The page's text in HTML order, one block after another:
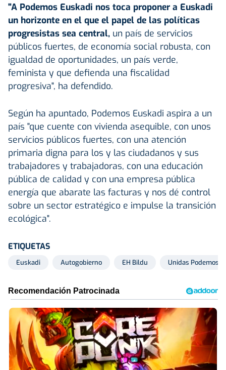
"A Podemos Euskadi nos toca proponer a Euskadi
un horizonte en el que el papel de las políticas
progresistas sea central, un país de servicios
públicos fuertes, de economía social robusta, con
igualdad de oportunidades, un país verde,
feminista y que defienda una fiscalidad
progresiva", ha defendido.
Según ha apuntado, Podemos Euskadi aspira a un
país "que cuente con vivienda asequible, con unos
servicios públicos fuertes, con una atención
primaria digna para los y las ciudadanos y sus
trabajadores y trabajadoras, con una educación
pública de calidad y con una empresa pública
energía que abarate las facturas y nos dé control
sobre un sector estratégico e impulse la transición
ecológica".
ETIQUETAS
Euskadi Autogobierno EH Bildu Unidas Podemos